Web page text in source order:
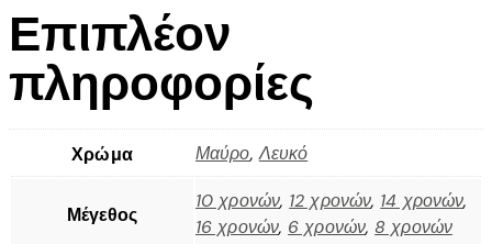
Επιπλέον
πληροφορίες
Χρώμα Μαύρο,Λευκό
Μέγεθος
10 χρονών, 12 χρονών, 14 χρονών,
16 χρονών, 6 χρονών, 8 χρονών